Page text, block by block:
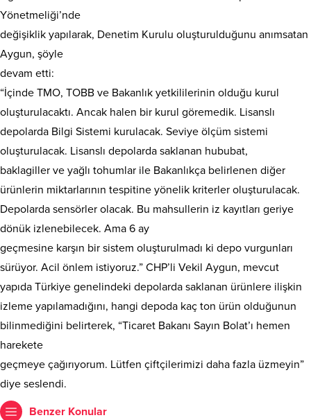
Yönetmeliği’nde
değişiklik yapılarak, Denetim Kurulu oluşturulduğunu anımsatan
Aygun, şöyle
devam etti:
“İçinde TMO, TOBB ve Bakanlık yetkililerinin olduğu kurul
oluşturulacaktı. Ancak halen bir kurul göremedik. Lisanslı
depolarda Bilgi Sistemi kurulacak. Seviye ölçüm sistemi
oluşturulacak. Lisanslı depolarda saklanan hububat,
baklagiller ve yağlı tohumlar ile Bakanlıkça belirlenen diğer
ürünlerin miktarlarının tespitine yönelik kriterler oluşturulacak.
Depolarda sensörler olacak. Bu mahsullerin iz kayıtları geriye
dönük izlenebilecek. Ama 6 ay
geçmesine karşın bir sistem oluşturulmadı ki depo vurgunları
sürüyor. Acil önlem istiyoruz.” CHP’li Vekil Aygun, mevcut
yapıda Türkiye genelindeki depolarda saklanan ürünlere ilişkin
izleme yapılamadığını, hangi depoda kaç ton ürün olduğunun
bilinmediğini belirterek, “Ticaret Bakanı Sayın Bolat’ı hemen
harekete
geçmeye çağırıyorum. Lütfen çiftçilerimizi daha fazla üzmeyin”
diye seslendi.
Benzer Konular